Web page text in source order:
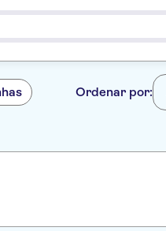
Ordenar por: